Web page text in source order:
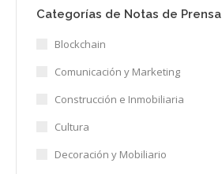
Categorías de Notas de Prensa
Blockchain
Comunicación y Marketing
Construcción e Inmobiliaria
Cultura
Decoración y Mobiliario